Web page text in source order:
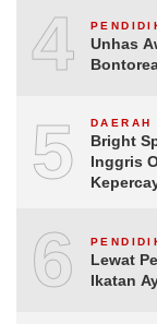
4
Unhas
5 DAERAH
Bright
Inggris
6
Lewat
Ikatan